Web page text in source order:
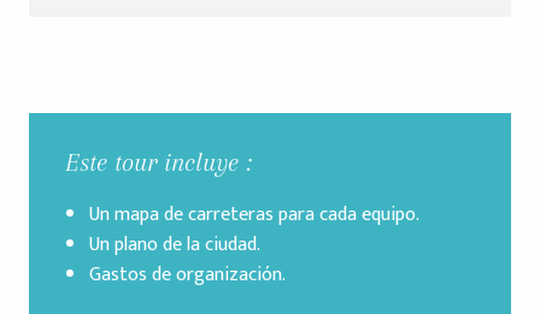
Este tour incluye :
Un mapa de carreteras para cada equipo.
Un plano de la ciudad.
Gastos de organización.